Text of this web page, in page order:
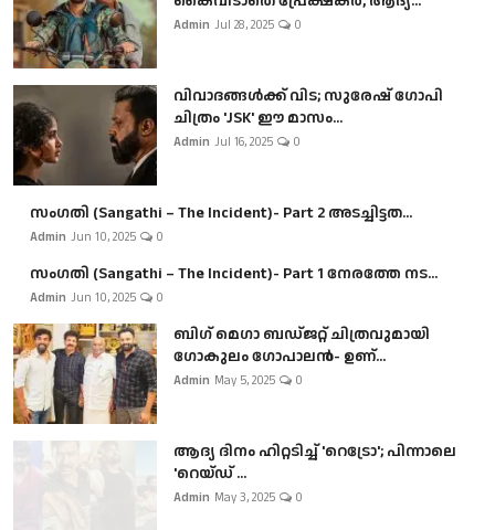
Admin Jul 28, 2025 0
വിവാദങ്ങൾക്ക് വിട; സുരേഷ് ഗോപി
ചിത്രം 'JSK' ഈ മാസം...
Admin Jul 16, 2025 0
സംഗതി (Sangathi – The Incident)- Part 2 അടച്ചിട്ടത...
Admin Jun 10, 2025 0
സംഗതി (Sangathi – The Incident)- Part 1 നേരത്തേ നട...
Admin Jun 10, 2025 0
ബി​ഗ് മെഗാ ബഡ്ജറ്റ് ചിത്രവുമായി
ഗോകുലം ഗോപാലൻ- ഉണ്...
Admin May 5, 2025 0
ആദ്യ ദിനം ഹിറ്റടിച്ച് 'റെട്രോ'; പിന്നാലെ
'റെയ്ഡ് ...
Admin May 3, 2025 0